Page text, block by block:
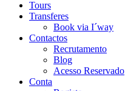
Tours
Transferes
Book via I´way
Contactos
Recrutamento
Blog
Acesso Reservado
Conta